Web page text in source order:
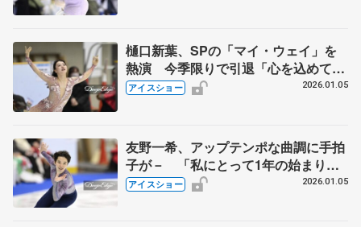
樋口新葉、SPの「マイ・ウェイ」を
熱演 今季限りで引退「心を込めて滑
ります」【名古屋フィギュアスケート
アイスショー 2026.01.05
友野一希、アップテンポな曲調に手拍
子が－ 「私にとって1年の始まりと
なる大切な場所」【名古屋フィギュア
アイスショー 2026.01.05